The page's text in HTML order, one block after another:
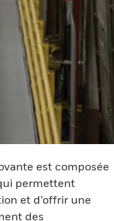
est composée
permettent
et d’offrir une
des